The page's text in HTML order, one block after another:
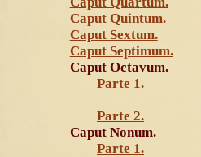
Caput Quintum.
Caput Sextum.
Caput Septimum.
Caput Octavum.
Parte 1.
Parte 2.
Caput Nonum.
Parte 1.